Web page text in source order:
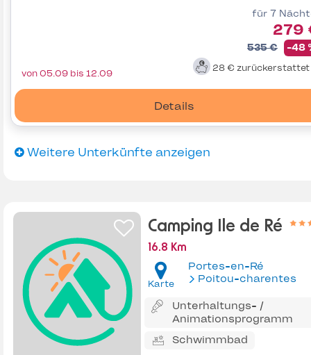
für 7
279
535 € -48
28 € zurückerstattet
Details
von 05.09 bis 12.09
Weitere Unterkünfte anzeigen
Camping Ile de Ré
16.8 Km
Karte
Portes-en-Ré
Poitou-charentes
Unterhaltungs- /
Animationsprogramm
Schwimmbad